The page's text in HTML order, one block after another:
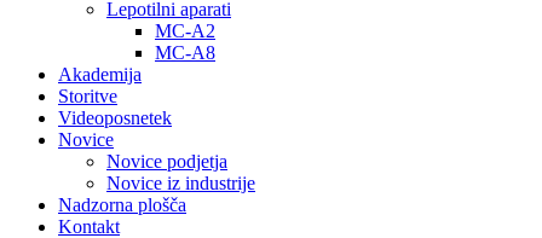
Lepotilni aparati
MC-A2
MC-A8
Akademija
Storitve
Videoposnetek
Novice
Novice podjetja
Novice iz industrije
Nadzorna plošča
Kontakt